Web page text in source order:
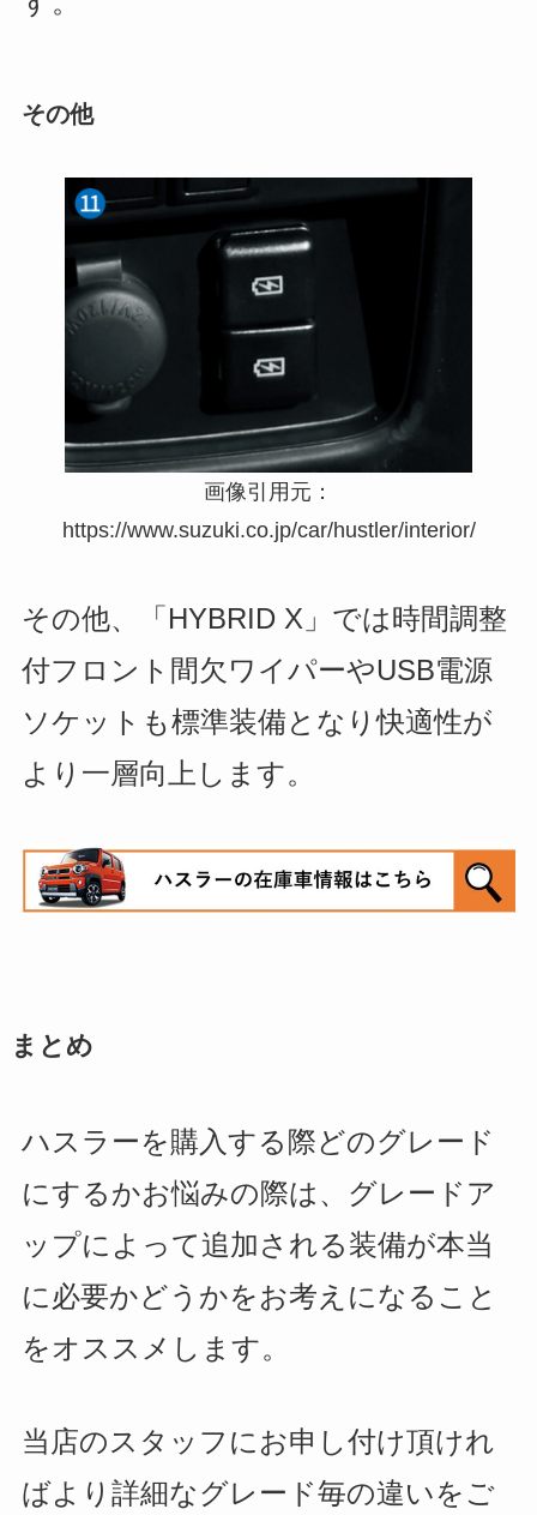
その他
画像引用元：
https://www.suzuki.co.jp/car/hustler/interior/
その他、「HYBRID X」では時間調整
付フロント間欠ワイパーやUSB電源
ソケットも標準装備となり快適性が
より一層向上します。
まとめ
ハスラーを購入する際どのグレード
にするかお悩みの際は、グレードア
ップによって追加される装備が本当
に必要かどうかをお考えになること
をオススメします。
当店のスタッフにお申し付け頂けれ
ばより詳細なグレード毎の違いをご